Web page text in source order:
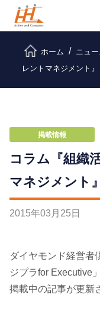
ホーム ニュー
レントマネジメント
掲載情報
コラム『組織
マネジメント
2015年03 月 25 日
ダイヤモンド経営者
ジプラfor Executive
掲載中の記事が更新